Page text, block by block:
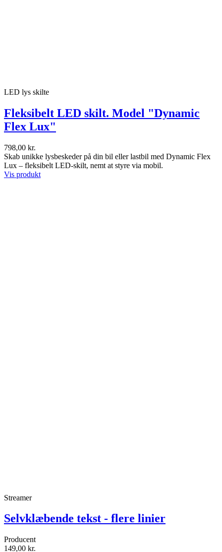
LED lys skilte
Fleksibelt LED skilt. Model "Dynamic
Flex Lux"
798,00 kr.
Skab unikke lysbeskeder på din bil eller lastbil med Dynamic Flex
Lux – fleksibelt LED-skilt, nemt at styre via mobil.
Vis produkt
Streamer
Selvklæbende tekst - flere linier
Producent
149,00 kr.